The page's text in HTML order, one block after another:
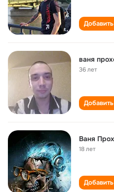
ваня
36 лет
Ваня
18 лет